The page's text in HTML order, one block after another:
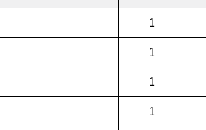
1
1
1
1